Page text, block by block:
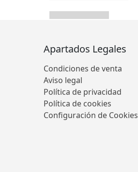
Apartados Legales
Condiciones de venta
Aviso legal
Política de privacidad
Política de cookies
Configuración de Cookies